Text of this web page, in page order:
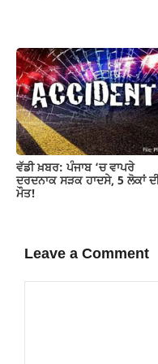
ਵੱਡੀ ਖ਼ਬਰ: ਪੰਜਾਬ ‘ਚ ਵਾਪਰੇ
ਦਰਦਨਾਕ ਸੜਕ ਹਾਦਸੇ, 5 ਲੋਕਾਂ
ਮੌਤ!
Leave a Comment